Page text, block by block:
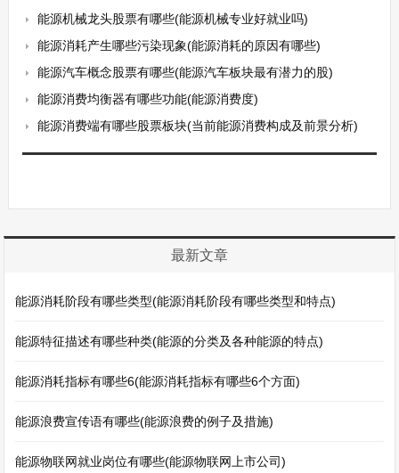
能源机械龙头股票有哪些(能源机械专业好就业吗)
能源消耗产生哪些污染现象(能源消耗的原因有哪些)
能源汽车概念股票有哪些(能源汽车板块最有潜力的股)
能源消费均衡器有哪些功能(能源消费度)
能源消费端有哪些股票板块(当前能源消费构成及前景分析)
最新文章
能源消耗阶段有哪些类型(能源消耗阶段有哪些类型和特点)
能源特征描述有哪些种类(能源的分类及各种能源的特点)
能源消耗指标有哪些6(能源消耗指标有哪些6个方面)
能源浪费宣传语有哪些(能源浪费的例子及措施)
能源物联网就业岗位有哪些(能源物联网上市公司)